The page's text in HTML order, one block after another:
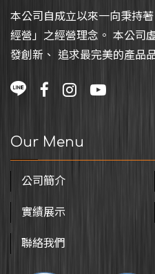
本公司自成立以來一向秉持
經營」之經營理念。 本公司
發創新、 追求最完美的產品
Our Menu
公司簡介
實績展示
聯絡我們